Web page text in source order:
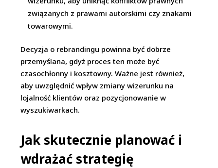
związanych z prawami autorskimi czy znakami
towarowymi.
Decyzja o rebrandingu powinna być dobrze
przemyślana, gdyż proces ten może być
czasochłonny i kosztowny. Ważne jest również,
aby uwzględnić wpływ zmiany wizerunku na
lojalność klientów oraz pozycjonowanie w
wyszukiwarkach.
Jak skutecznie planować i
wdrażać strategię